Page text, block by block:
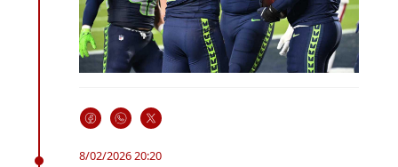
8/02/2026 20:20